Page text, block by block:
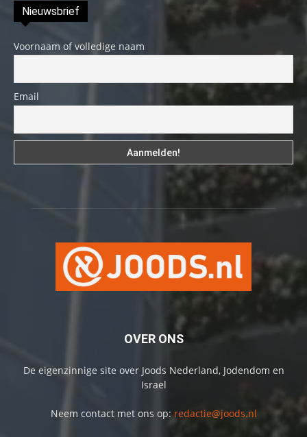
Nieuwsbrief
Voornaam of volledige naam
Email
OVER ONS
De eigenzinnige site over Joods Nederland, Jodendom en
Israel
Neem contact met ons op: redactie@joods.nl